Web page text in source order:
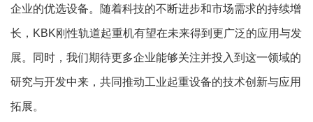
企业的优选设备。随着科技的不断进步和市场需求的持续增
长，KBK刚性轨道起重机有望在未来得到更广泛的应用与发
展。同时，我们期待更多企业能够关注并投入到这一领域的
研究与开发中来，共同推动工业起重设备的技术创新与应用
拓展。